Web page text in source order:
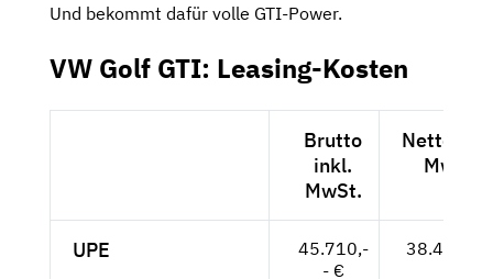
Und bekommt dafür volle GTI-Power.
VW Golf GTI: Leasing-Kosten
Brutto
inkl.
MwSt.
Netto
MwSt.
UPE
45.710,-
- €
38.412,--